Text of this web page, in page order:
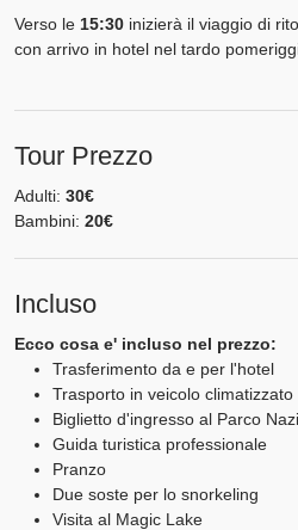
Verso le 15:30 inizierà il viaggio di
con arrivo in hotel nel tardo
Tour Prezzo
Adulti: 30€
Bambini: 20€
Incluso
Ecco cosa e' incluso nel prezzo:
Trasferimento da e per l'hotel
Trasporto in veicolo climatizzato
Biglietto d'ingresso al Parco
Guida turistica professionale
Pranzo
Due soste per lo snorkeling
Visita al Magic Lake